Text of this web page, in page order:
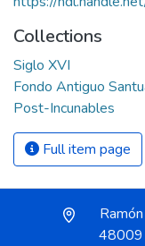
Collections
Siglo XVI
Fondo Antiguo
Post-Incunables
Full item page
48009